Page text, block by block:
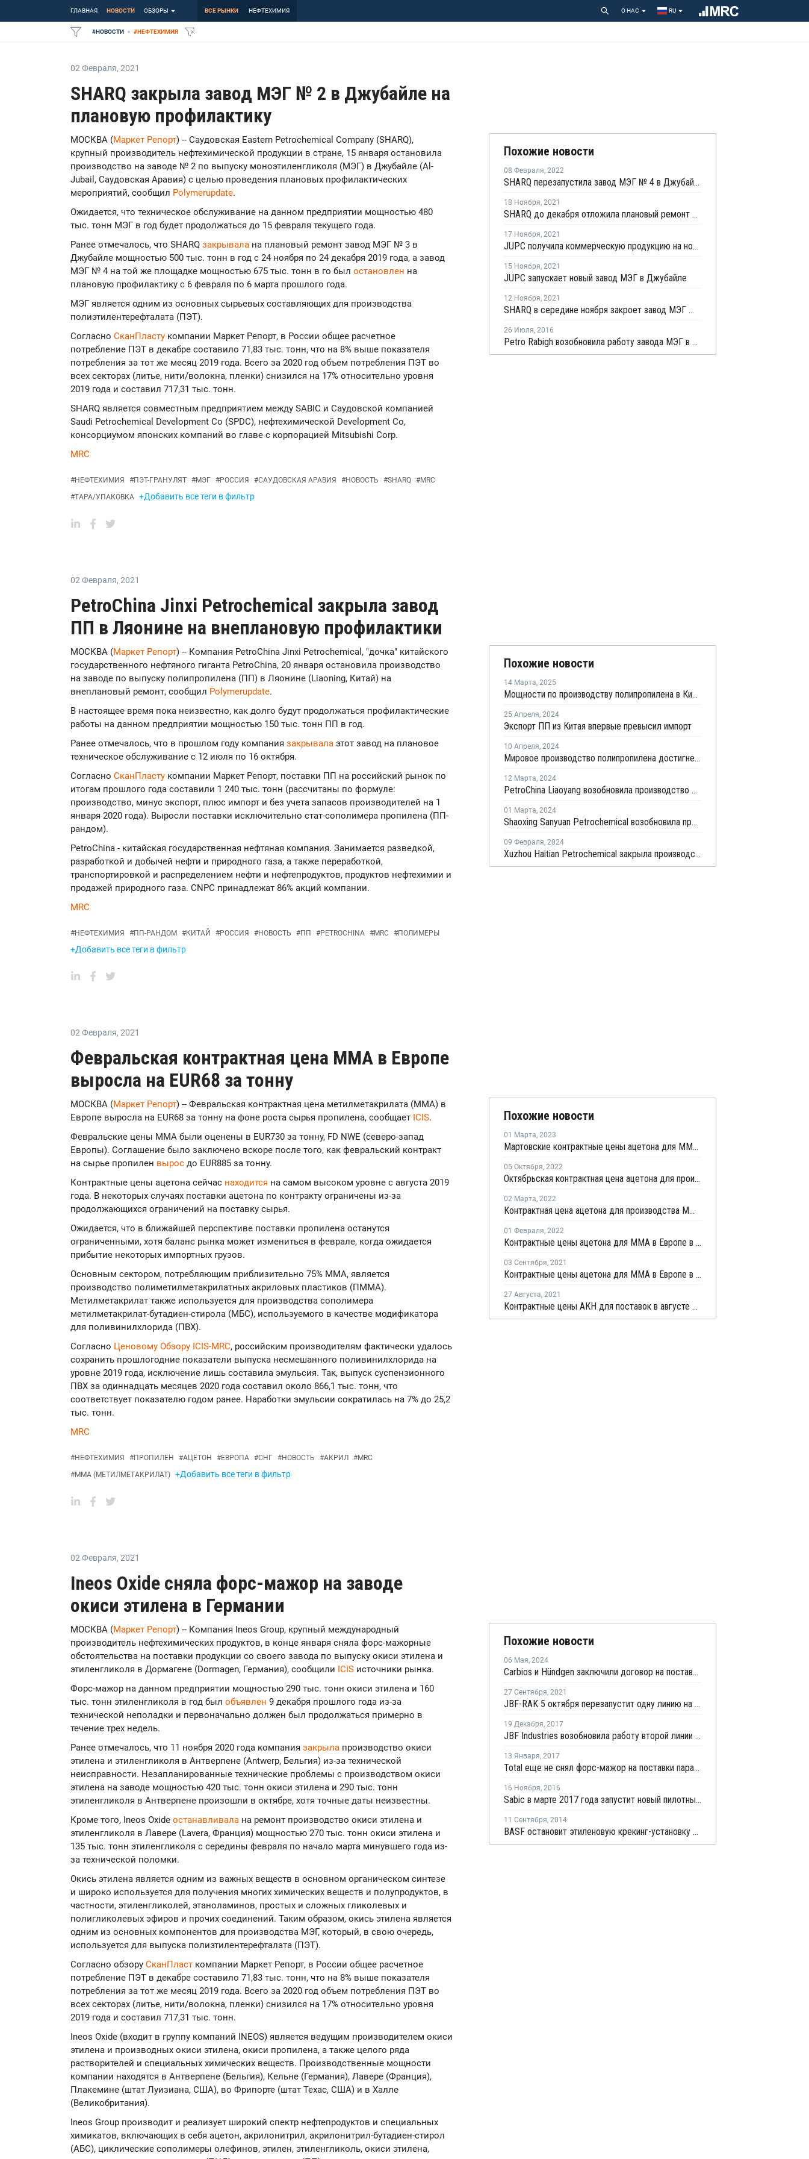
ГЛАВНАЯ НОВОСТИ ОБЗОРЫ ВСЕ РЫНКИ НЕФТЕХИМИЯ О НАС RU
#НОВОСТИ #НЕФТЕХИМИЯ
02 Февраля, 2021
SHARQ закрыла завод МЭГ № 2 в Джубайле на
плановую профилактику
МОСКВА (Маркет Репорт) -- Саудовская Eastern Petrochemical Company (SHARQ),
крупный производитель нефтехимической продукции в стране, 15 января остановила
производство на заводе № 2 по выпуску моноэтиленгликоля (МЭГ) в Джубайле (Al-
Jubail, Саудовская Аравия) с целью проведения плановых профилактических
мероприятий, сообщил Polymerupdate.
Ожидается, что техническое обслуживание на данном предприятии мощностью 480
тыс. тонн МЭГ в год будет продолжаться до 15 февраля текущего года.
Ранее отмечалось, что SHARQ закрывала на плановый ремонт завод МЭГ № 3 в
Джубайле мощностью 500 тыс. тонн в год с 24 ноября по 24 декабря 2019 года, а завод
МЭГ № 4 на той же площадке мощностью 675 тыс. тонн в го был остановлен на
плановую профилактику с 6 февраля по 6 марта прошлого года.
МЭГ является одним из основных сырьевых составляющих для производства
полиэтилентерефталата (ПЭТ).
Согласно СканПласту компании Маркет Репорт, в России общее расчетное
потребление ПЭТ в декабре составило 71,83 тыс. тонн, что на 8% выше показателя
потребления за тот же месяц 2019 года. Всего за 2020 год объем потребления ПЭТ во
всех секторах (литье, нити/волокна, пленки) снизился на 17% относительно уровня
2019 года и составил 717,31 тыс. тонн.
SHARQ является совместным предприятием между SABIC и Саудовской компанией
Saudi Petrochemical Development Co (SPDC), нефтехимической Development Co,
консорциумом японских компаний во главе с корпорацией Mitsubishi Corp.
MRC
#НЕФТЕХИМИЯ #ПЭТ-ГРАНУЛЯТ #МЭГ #РОССИЯ #САУДОВСКАЯ АРАВИЯ #НОВОСТЬ #SHARQ #MRC
#ТАРА/УПАКОВКА +Добавить все теги в фильтр
Похожие новости
08 Февраля, 2022
SHARQ перезапустила завод МЭГ № 4 в Джубайле после планового ремонта
18 Ноября, 2021
SHARQ до декабря отложила плановый ремонт на заводе МЭГ № 4 в Джубайле
17 Ноября, 2021
JUPC получила коммерческую продукцию на новом заводе МЭГ в Джубайле
15 Ноября, 2021
JUPC запускает новый завод МЭГ в Джубайле
12 Ноября, 2021
SHARQ в середине ноября закроет завод МЭГ № 4 в Джубайле на плановый ремонт
26 Июля, 2016
Petro Rabigh возобновила работу завода МЭГ в Саудовской Аравии
02 Февраля, 2021
PetroChina Jinxi Petrochemical закрыла завод
ПП в Ляонине на внеплановую профилактики
МОСКВА (Маркет Репорт) -- Компания PetroChina Jinxi Petrochemical, "дочка" китайского
государственного нефтяного гиганта PetroChina, 20 января остановила производство
на заводе по выпуску полипропилена (ПП) в Ляонине (Liaoning, Китай) на
внеплановый ремонт, сообщил Polymerupdate.
В настоящее время пока неизвестно, как долго будут продолжаться профилактические
работы на данном предприятии мощностью 150 тыс. тонн ПП в год.
Ранее отмечалось, что в прошлом году компания закрывала этот завод на плановое
техническое обслуживание с 12 июля по 16 октября.
Согласно СканПласту компании Маркет Репорт, поставки ПП на российский рынок по
итогам прошлого года составили 1 240 тыс. тонн (рассчитаны по формуле:
производство, минус экспорт, плюс импорт и без учета запасов производителей на 1
января 2020 года). Выросли поставки исключительно стат-сополимера пропилена (ПП-
рандом).
PetroChina - китайская государственная нефтяная компания. Занимается разведкой,
разработкой и добычей нефти и природного газа, а также переработкой,
транспортировкой и распределением нефти и нефтепродуктов, продуктов нефтехимии и
продажей природного газа. CNPC принадлежат 86% акций компании.
MRC
#НЕФТЕХИМИЯ #ПП-РАНДОМ #КИТАЙ #РОССИЯ #НОВОСТЬ #ПП #PETROCHINA #MRC #ПОЛИМЕРЫ
+Добавить все теги в фильтр
Похожие новости
14 Марта, 2025
Мощности по производству полипропилена в Китае в 2024 году выросли на 12,46%
25 Апреля, 2024
Экспорт ПП из Китая впервые превысил импорт
10 Апреля, 2024
Мировое производство полипропилена достигнет 124 млн тонн к 2032 году
12 Марта, 2024
PetroChina Liaoyang возобновила производство ПП в Китае
01 Марта, 2024
Shaoxing Sanyuan Petrochemical возобновила производство ПП на линии №1 в Китае
09 Февраля, 2024
Xuzhou Haitian Petrochemical закрыла производство ПП в Китае
02 Февраля, 2021
Февральская контрактная цена ММА в Европе
выросла на EUR68 за тонну
МОСКВА (Маркет Репорт) -- Февральская контрактная цена метилметакрилата (ММА) в
Европе выросла на EUR68 за тонну на фоне роста сырья пропилена, сообщает ICIS.
Февральские цены ММА были оценены в EUR730 за тонну, FD NWE (северо-запад
Европы). Соглашение было заключено вскоре после того, как февральский контракт
на сырье пропилен вырос до EUR885 за тонну.
Контрактные цены ацетона сейчас находится на самом высоком уровне с августа 2019
года. В некоторых случаях поставки ацетона по контракту ограничены из-за
продолжающихся ограничений на поставку сырья.
Ожидается, что в ближайшей перспективе поставки пропилена останутся
ограниченными, хотя баланс рынка может измениться в феврале, когда ожидается
прибытие некоторых импортных грузов.
Основным сектором, потребляющим приблизительно 75% ММА, является
производство полиметилметакрилатных акриловых пластиков (ПММА).
Метилметакрилат также используется для производства сополимера
метилметакрилат-бутадиен-стирола (МБС), используемого в качестве модификатора
для поливинилхлорида (ПВХ).
Согласно Ценовому Обзору ICIS-MRC, российским производителям фактически удалось
сохранить прошлогодние показатели выпуска несмешанного поливинилхлорида на
уровне 2019 года, исключение лишь составила эмульсия. Так, выпуск суспензионного
ПВХ за одиннадцать месяцев 2020 года составил около 866,1 тыс. тонн, что
соответствует показателю годом ранее. Наработки эмульсии сократилась на 7% до 25,2
тыс. тонн.
MRC
#НЕФТЕХИМИЯ #ПРОПИЛЕН #АЦЕТОН #ЕВРОПА #СНГ #НОВОСТЬ #АКРИЛ #MRC
#ММА (МЕТИЛМЕТАКРИЛАТ) +Добавить все теги в фильтр
Похожие новости
01 Марта, 2023
Мартовские контрактные цены ацетона для ММА в Европе выросли на фоне роста цен сырья
05 Октября, 2022
Октябрьская контрактная цена ацетона для производства ММА в Европе снизилась на EUR40 за тонну
02 Марта, 2022
Контрактная цена ацетона для производства ММА в Европе выросла в марте на EUR95 за тонну
01 Февраля, 2022
Контрактные цены ацетона для ММА в Европе в феврале выросли на EUR54 за тонну
03 Сентября, 2021
Контрактные цены ацетона для ММА в Европе в сентябре снизились на EUR4 за тонну
27 Августа, 2021
Контрактные цены AКН для поставок в августе в США значительно выросли
02 Февраля, 2021
Ineos Oxide сняла форс-мажор на заводе
окиси этилена в Германии
МОСКВА (Маркет Репорт) -- Компания Ineos Group, крупный международный
производитель нефтехимических продуктов, в конце января сняла форс-мажорные
обстоятельства на поставки продукции со своего завода по выпуску окиси этилена и
этиленгликоля в Дормагене (Dormagen, Германия), сообщили ICIS источники рынка.
Форс-мажор на данном предприятии мощностью 290 тыс. тонн окиси этилена и 160
тыс. тонн этиленгликоля в год был объявлен 9 декабря прошлого года из-за
технической неполадки и первоначально должен был продолжаться примерно в
течение трех недель.
Ранее отмечалось, что 11 ноября 2020 года компания закрыла производство окиси
этилена и этиленгликоля в Антверпене (Antwerp, Бельгия) из-за технической
неисправности. Незапланированные технические проблемы с производством окиси
этилена на заводе мощностью 420 тыс. тонн окиси этилена и 290 тыс. тонн
этиленгликоля в Антверпене произошли в октябре, хотя точные даты неизвестны.
Кроме того, Ineos Oxide останавливала на ремонт производство окиси этилена и
этиленгликоля в Лавере (Lavera, Франция) мощностью 270 тыс. тонн окиси этилена и
135 тыс. тонн этиленгликоля с середины февраля по начало марта минувшего года из-
за технической поломки.
Окись этилена является одним из важных веществ в основном органическом синтезе
и широко используется для получения многих химических веществ и полупродуктов, в
частности, этиленгликолей, этаноламинов, простых и сложных гликолевых и
полигликолевых эфиров и прочих соединений. Таким образом, окись этилена является
одним из основных компонентов для производства МЭГ, который, в свою очередь,
используется для выпуска полиэтилентерефталата (ПЭТ).
Согласно обзору СканПласт компании Маркет Репорт, в России общее расчетное
потребление ПЭТ в декабре составило 71,83 тыс. тонн, что на 8% выше показателя
потребления за тот же месяц 2019 года. Всего за 2020 год объем потребления ПЭТ во
всех секторах (литье, нити/волокна, пленки) снизился на 17% относительно уровня
2019 года и составил 717,31 тыс. тонн.
Ineos Oxide (входит в группу компаний INEOS) является ведущим производителем окиси
этилена и производных окиси этилена, окиси пропилена, а также целого ряда
растворителей и специальных химических веществ. Производственные мощности
компании находятся в Антверпене (Бельгия), Кельне (Германия), Лавере (Франция),
Плакемине (штат Луизиана, США), во Фрипорте (штат Техас, США) и в Халле
(Великобритания).
Ineos Group производит и реализует широкий спектр нефтепродуктов и специальных
химикатов, включающих в себя ацетон, акрилонитрил, акрилонитрил-бутадиен-стирол
(АБС), циклические сополимеры олефинов, этилен, этиленгликоль, окиси этилена,
Похожие новости
06 Мая, 2024
Carbios и Hündgen заключили договор на поставку отходов ПЭТ для переработки во Франции
27 Сентября, 2021
JBF-RAK 5 октября перезапустит одну линию на заводе ПЭТ в Бельгии после ремонта
19 Декабря, 2017
JBF Industries возобновила работу второй линии ПЭТ в Бельгии
13 Января, 2017
Total еще не снял форс-мажор на поставки параксилола и ортоксилола с завода во Франции
16 Ноября, 2016
Sabic в марте 2017 года запустит новый пилотный завод ПП в Нидерландах
11 Сентября, 2014
BASF остановит этиленовую крекинг-установку в Германии на профилактику